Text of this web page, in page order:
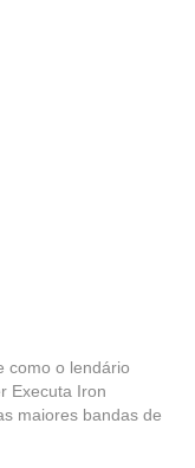
como o lendário
Executa Iron
maiores bandas de